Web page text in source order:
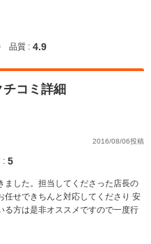
品質 : 4.9
コミ詳細
2016/08/06投稿
: 5
ました。担当してくださった店長の
任せできちんと対応してくださり 安
る方は是非オススメですので一度行